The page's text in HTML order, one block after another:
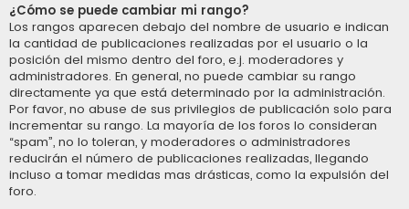
¿Cómo se puede cambiar mi rango?
Los rangos aparecen debajo del nombre de usuario e indican
la cantidad de publicaciones realizadas por el usuario o la
posición del mismo dentro del foro, e.j. moderadores y
administradores. En general, no puede cambiar su rango
directamente ya que está determinado por la administración.
Por favor, no abuse de sus privilegios de publicación solo para
incrementar su rango. La mayoría de los foros lo consideran
“spam”, no lo toleran, y moderadores o administradores
reducirán el número de publicaciones realizadas, llegando
incluso a tomar medidas mas drásticas, como la expulsión del
foro.